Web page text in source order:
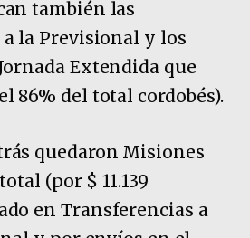
también las
la Previsional y los
Extendida que
86% del total cordobés).
quedaron Misiones
(por $ 11.139
en Transferencias a